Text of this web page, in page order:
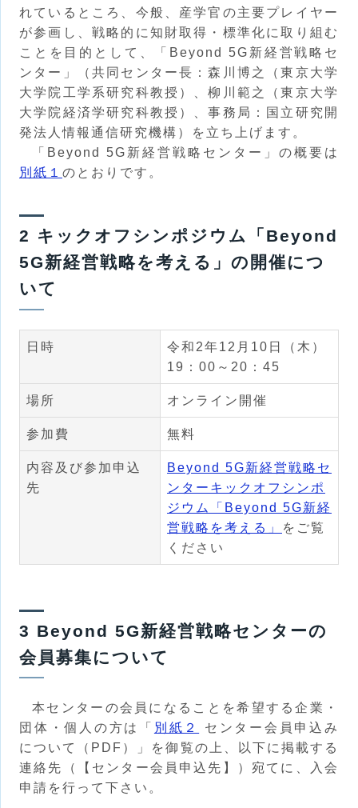
れているところ、今般、産学官の主要プレイヤー
が参画し、戦略的に知財取得・標準化に取り組む
ことを目的として、「Beyond 5G新経営戦略セ
ンター」（共同センター長：森川博之（東京大学
大学院工学系研究科教授）、柳川範之（東京大学
大学院経済学研究科教授）、事務局：国立研究開
発法人情報通信研究機構）を立ち上げます。
「Beyond 5G新経営戦略センター」の概要は
別紙１ のとおりです。
2 キックオフシンポジウム「Beyond
5G新経営戦略を考える」の開催につ
いて
日時
令和2年12月10日（木）
19：00～20：45
場所 オンライン開催
参加費 無料
内容及び参加申込
先
Beyond 5G新経営戦略セ
ンターキックオフシンポ
ジウム「Beyond 5G新経
営戦略を考える」
をご覧
ください
3 Beyond 5G新経営戦略センターの
会員募集について
本センターの会員になることを希望する企業・
団体・個人の方は「
別紙２
センター会員申込み
について（PDF）」を御覧の上、以下に掲載する
連絡先（【センター会員申込先】）宛てに、入会
申請を行って下さい。